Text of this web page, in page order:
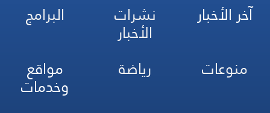
آخر الأخبار نشرات
الأخبار
البرامج
منوعات
رياضة مواقع
وخدمات